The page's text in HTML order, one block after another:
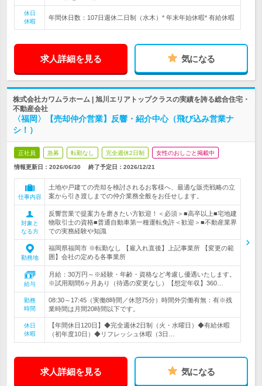
休日
休暇
年間休日数：107日週休二日制（水木）* 年末年始休暇* 有給休暇
求人詳細を見る 気になる
株式会社カワムラホーム | 旭川エリアトップクラスの実績を誇る総合住宅・
不動産会社
〈福岡〉【売却仲介営業】反響・紹介中心（飛び込み営業ナ
シ！）
正社員 急募 転勤なし 完全週休2日制 女性のおしごと掲載中
情報更新日：2026/06/30 終了予定日： 2026/12/21
仕事内容
土地や戸建ての売却を検討されるお客様へ、最適な販売戦略の立
案から引き渡しまでの仲介業務全般をお任せします。
対象と
なる方
反響営業で提案力を磨きたい方歓迎！＜必須＞■高卒以上■宅地建
物取引士の資格■普通自動車第一種運転免許＜歓迎＞■不動産業界
での実務経験や知識
勤務地
福岡県福岡市 ※転勤なし 【雇入れ直後】上記事業所 【変更の範
囲】会社の定める各事業所
給与
月給：30万円～※経験・年齢・資格など考慮し優遇いたします。
※試用期間6ヶ月あり（待遇の変更なし）【想定年収】360…
勤務
時間
08:30～17:45（実働8時間／休憩75分）時間外労働有無：有※残
業時間は月間20時間以下です。
休日
休暇
【年間休日120日】◆完全週休2日制（火・水曜日）◆有給休暇
（初年度10日）◆リフレッシュ休暇（3日…
求人詳細を見る 気になる